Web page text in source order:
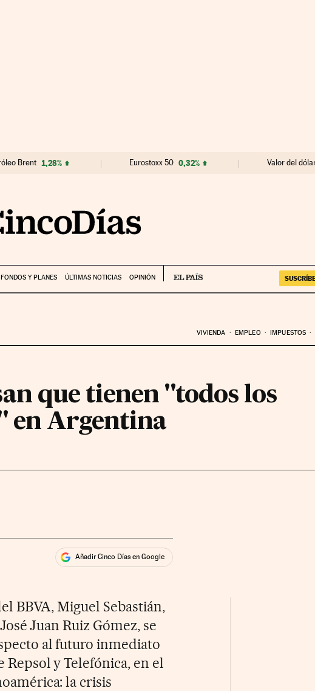
Brent 1,28% Eurostoxx 50 0,32% Valor del
FONDOS Y PLANES ÚLTIMAS NOTICIAS OPINIÓN
VIVIENDA EMPLEO IMPUESTOS
que tienen "todos los
en Argentina
Añadir Cinco Días en Google
BBVA, Miguel Sebastián,
Juan Ruiz Gómez, se
al futuro inmediato
y Telefónica, en el
la crisis